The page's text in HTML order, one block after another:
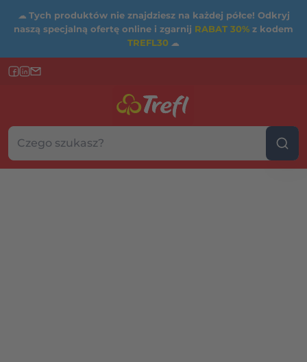
☁ Tych produktów nie znajdziesz na każdej półce! Odkryj
naszą specjalną ofertę online i zgarnij RABAT 30% z kodem
TREFL30 ☁
Szukaj w sklepie...
Wybierz kategorię